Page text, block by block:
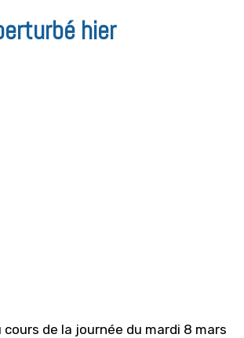
hier
de la journée du mardi 8 mars